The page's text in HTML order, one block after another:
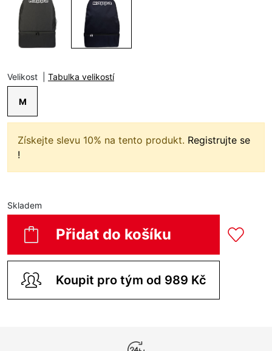
Velikost Tabulka velikostí
M
Získejte slevu 10% na tento produkt. Registrujte se
!
Skladem
Přidat do košíku
Koupit pro tým od 989 Kč